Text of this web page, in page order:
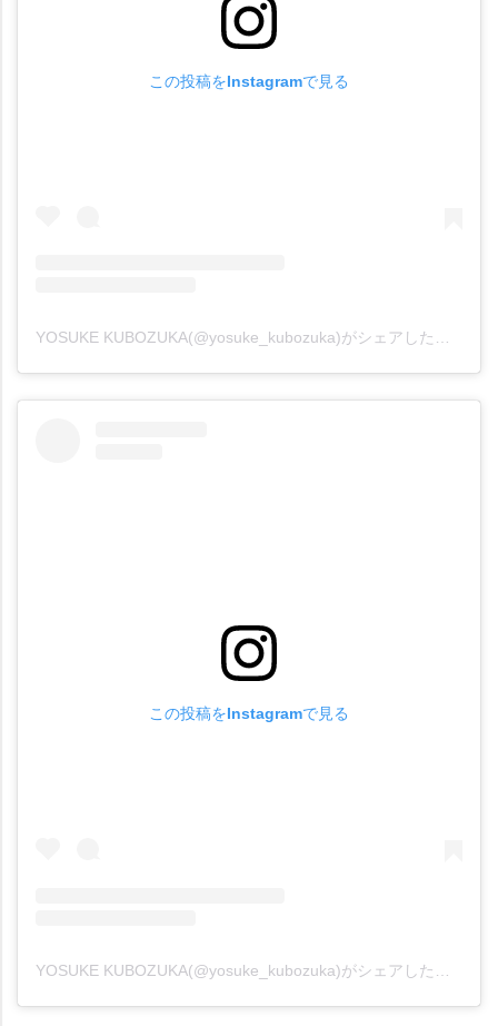
この投稿をInstagramで見る
YOSUKE KUBOZUKA(@yosuke_kubozuka)がシェアした投稿
この投稿をInstagramで見る